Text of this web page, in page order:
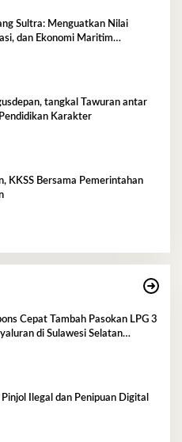
Sultra: Menguatkan Nilai
dan Ekonomi Maritim
tangkal Tawuran antar
Karakter
KKSS Bersama Pemerintahan
Cepat Tambah Pasokan LPG 3
di Sulawesi Selatan
Ilegal dan Penipuan Digital